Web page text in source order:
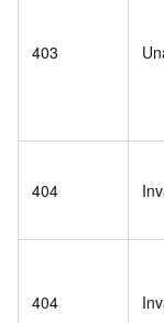
403
404
404